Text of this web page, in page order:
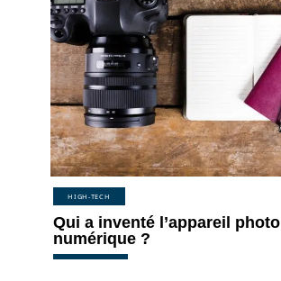
HIGH-TECH
Qui a inventé l’appareil photo
numérique ?